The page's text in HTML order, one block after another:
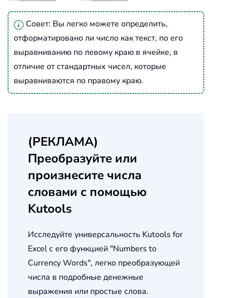
Совет: Вы легко можете определить,
отформатировано ли число как текст, по его
выравниванию по левому краю в ячейке, в
отличие от стандартных чисел, которые
выравниваются по правому краю.
(РЕКЛАМА)
Преобразуйте или
произнесите числа
словами с помощью
Kutools
Исследуйте универсальность Kutools for
Excel с его функцией "Numbers to
Currency Words", легко преобразующей
числа в подробные денежные
выражения или простые слова.